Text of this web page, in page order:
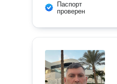
Паспорт
проверен